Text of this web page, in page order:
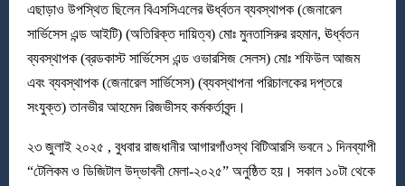
এছাড়াও উপস্থিত ছিলেন বিএসসিএলের ঊর্ধ্বতন ব্যবস্থাপক (জেনারেল
সার্ভিসেস এন্ড আইটি) (অতিরিক্ত দায়িত্ব) মোঃ মুনতাসিরুর রহমান, ঊর্ধ্বতন
ব্যবস্থাপক (ব্রডকাস্ট সার্ভিসেস এন্ড ওভারসিজ সেলস) মোঃ শফিউল আজম
এবং ব্যবস্থাপক (জেনারেল সার্ভিসেস) (ব্যবস্থাপনা পরিচালকের দপ্তরে
সংযুক্ত) তানভীর আহমেদ রিজভীসহ কর্মকর্তাবৃন্দ।
২৩ জুলাই ২০২৫ , বুধবার রাজধানীর আগারগাঁওস্থ বিটিআরসি ভবনে ১ দিনব্যাপী
“টেলিকম ও ডিজিটাল উদ্ভাবনী মেলা-২০২৫” অনুষ্ঠিত হয়। সকাল ১০টা থেকে